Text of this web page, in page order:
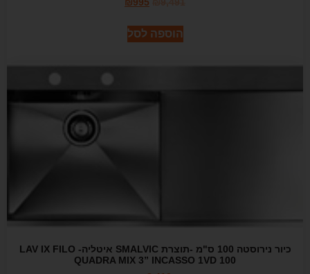
₪995
הוספה לסל
כיור נירוסטה 100 ס"מ -תוצרת SMALVIC איטליה- LAV IX FILO
QUADRA MIX 3” INCASSO 1VD 100